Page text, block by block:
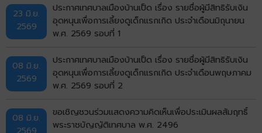
23 มิ.ย.
2569
ประกาศเทศบาลเมืองบ้านเป็ด เรื่อง รายชื่อผู้มีสิทธิรับเงิน
อุดหนุนเพื่อการเลี้ยงดูเด็กแรกเกิด ประจำเดือนมิถุนายน
พ.ศ. 2569 รอบที่ 1
08 มิ.ย.
2569
ประกาศเทศบาลเมืองบ้านเป็ด เรื่อง รายชื่อผู้มีสิทธิรับเงิน
อุดหนุนเพื่อการเลี้ยงดูเด็กแรกเกิด ประจำเดือนพฤษภาคม
พ.ศ. 2569 รอบที่ 2
08 มิ.ย.
ขอเชิญชวนร่วมแสดงความคิดเห็นเพื่อประเมินผลสัมฤทธิ์
พระราชบัญญัติเทศบาล พ.ศ. 2496